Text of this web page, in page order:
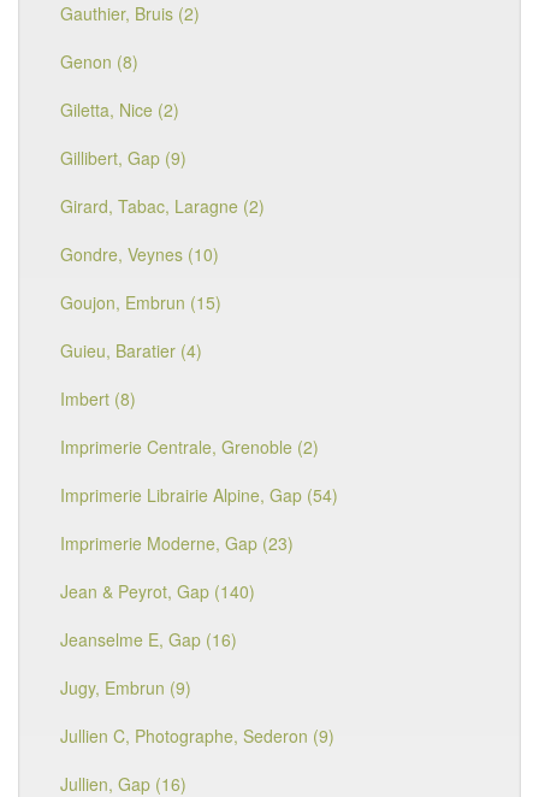
Gauthier, Bruis (2)
Genon (8)
Giletta, Nice (2)
Gillibert, Gap (9)
Girard, Tabac, Laragne (2)
Gondre, Veynes (10)
Goujon, Embrun (15)
Guieu, Baratier (4)
Imbert (8)
Imprimerie Centrale, Grenoble (2)
Imprimerie Librairie Alpine, Gap (54)
Imprimerie Moderne, Gap (23)
Jean & Peyrot, Gap (140)
Jeanselme E, Gap (16)
Jugy, Embrun (9)
Jullien C, Photographe, Sederon (9)
Jullien, Gap (16)